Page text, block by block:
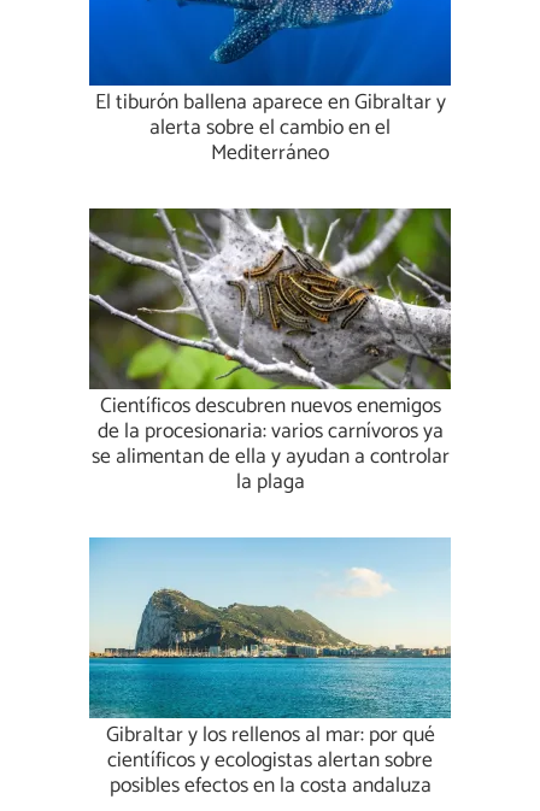
El tiburón ballena aparece en Gibraltar y
alerta sobre el cambio en el
Mediterráneo
Científicos descubren nuevos enemigos
de la procesionaria: varios carnívoros ya
se alimentan de ella y ayudan a controlar
la plaga
Gibraltar y los rellenos al mar: por qué
científicos y ecologistas alertan sobre
posibles efectos en la costa andaluza